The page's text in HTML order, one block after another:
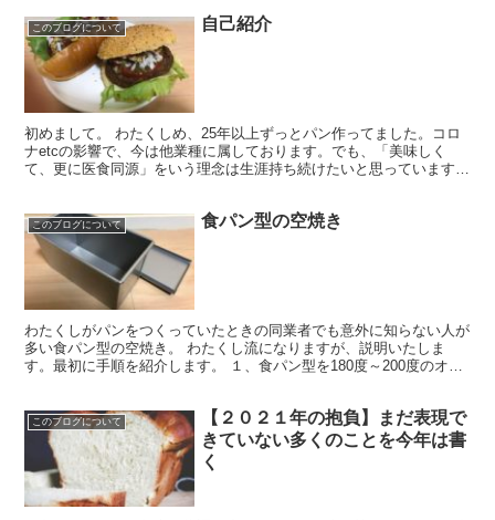
このブログについて 自己紹介
初めまして。 わたくしめ、25年以上ずっとパン作ってました。コロ
ナetcの影響で、今は他業種に属しております。でも、「美味しく
て、更に医食同源」をいう理念は生涯持ち続けたいと思っています。
このブログについて 食パン型の空焼き
わたくしがパンをつくっていたときの同業者でも意外に知らない人が
多い食パン型の空焼き。 わたくし流になりますが、説明いたしま
す。最初に手順を紹介します。 １、食パン型を180度～200度のオー
このブログについて
【２０２１年の抱負】まだ表現で
きていない多くのことを今年は書
く